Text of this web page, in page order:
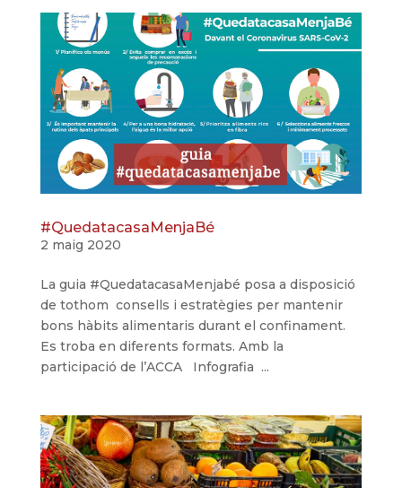
#QuedatacasaMenjaBé
2 maig 2020
La guia #QuedatacasaMenjabé posa a disposició
de tothom consells i estratègies per mantenir
bons hàbits alimentaris durant el confinament.
Es troba en diferents formats. Amb la
participació de l’ACCA Infografia ...